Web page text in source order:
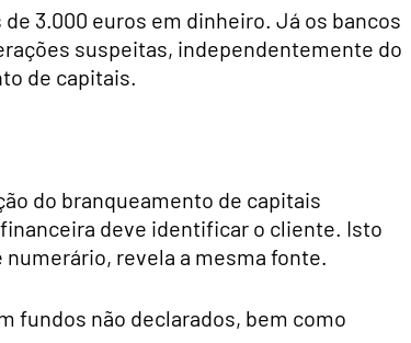
3.000 euros em dinheiro. Já os bancos
suspeitas, independentemente do
de capitais.
do branqueamento de capitais
deve identificar o cliente. Isto
revela a mesma fonte.
fundos não declarados, bem como